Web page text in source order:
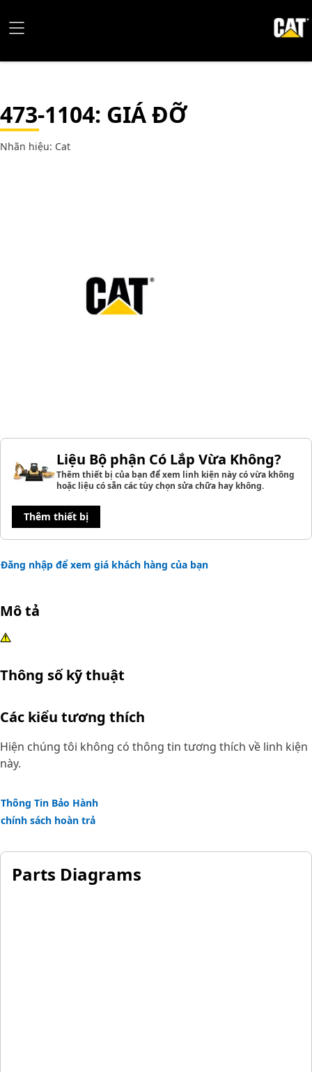
473-1104: GIÁ ĐỠ
Nhãn hiệu: Cat
Liệu Bộ phận Có Lắp Vừa Không?
Thêm thiết bị của bạn để xem linh kiện này có vừa không
hoặc liệu có sẵn các tùy chọn sửa chữa hay không.
Thêm thiết bị
Đăng nhập để xem giá khách hàng của bạn
Mô tả
Thông số kỹ thuật
Các kiểu tương thích
Hiện chúng tôi không có thông tin tương thích về linh kiện
này.
Thông Tin Bảo Hành
chính sách hoàn trả
Parts Diagrams